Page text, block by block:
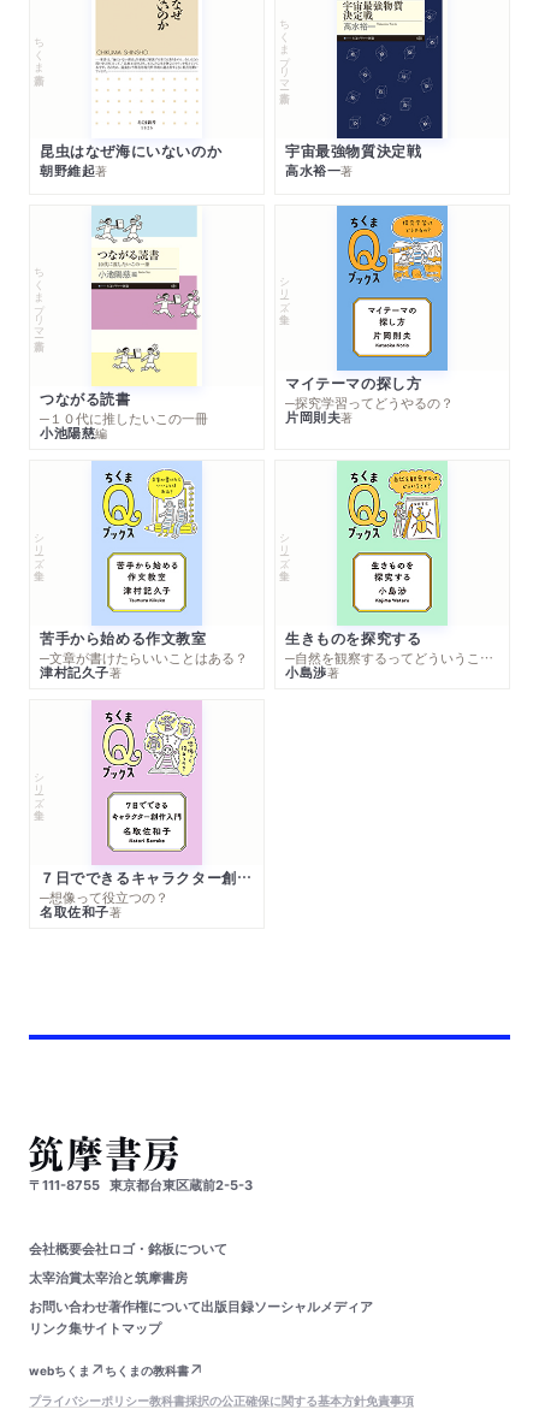
ちくま新書
昆虫はなぜ海にいないのか
朝野維起著
ちくまプリマー新書
宇宙最強物質決定戦
高水裕一著
ちくまプリマー新書
つながる読書
─１０代に推したいこの一冊
小池陽慈編
シリーズ・全集
マイテーマの探し方
─探究学習ってどうやるの？
片岡則夫著
シリーズ・全集
苦手から始める作文教室
─文章が書けたらいいことはある？
津村記久子著
シリーズ・全集
生きものを探究する
─自然を観察するってどういうこと？
小島渉著
シリーズ・全集
７日でできるキャラクター創作入門
─想像って役立つの？
名取佐和子著
〒111-8755 東京都台東区蔵前2-5-3
会社概要会社ロゴ・銘板について
太宰治賞太宰治と筑摩書房
お問い合わせ著作権について出版目録ソーシャルメディア
リンク集サイトマップ
webちくま
ちくまの教科書
プライバシーポリシー教科書採択の公正確保に関する基本方針免責事項